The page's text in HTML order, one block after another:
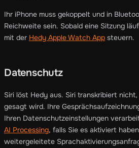
Ihr iPhone muss gekoppelt und in
Reichweite sein. Sobald eine Sitzung
mit der Hedy Apple Watch App steuern.
Datenschutz
Siri löst Hedy aus. Siri transkribiert
gesagt wird. Ihre
Ihren Datenschutzeinstellungen
AI Processing, falls Sie es aktiviert
weitergeleitete